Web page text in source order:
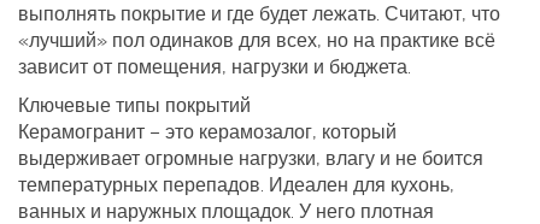
выполнять покрытие и где будет лежать. Считают, что
«лучший» пол одинаков для всех, но на практике всё
зависит от помещения, нагрузки и бюджета.
Ключевые типы покрытий
Керамогранит – это керамозалог, который
выдерживает огромные нагрузки, влагу и не боится
температурных перепадов. Идеален для кухонь,
ванных и наружных площадок. У него плотная